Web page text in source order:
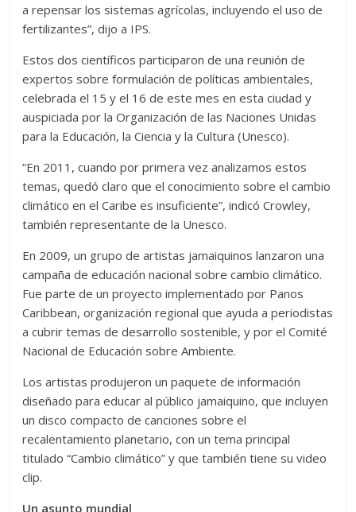
a repensar los sistemas agrícolas, incluyendo el uso de
fertilizantes”, dijo a IPS.
Estos dos científicos participaron de una reunión de
expertos sobre formulación de políticas ambientales,
celebrada el 15 y el 16 de este mes en esta ciudad y
auspiciada por la Organización de las Naciones Unidas
para la Educación, la Ciencia y la Cultura (Unesco).
“En 2011, cuando por primera vez analizamos estos
temas, quedó claro que el conocimiento sobre el cambio
climático en el Caribe es insuficiente”, indicó Crowley,
también representante de la Unesco.
En 2009, un grupo de artistas jamaiquinos lanzaron una
campaña de educación nacional sobre cambio climático.
Fue parte de un proyecto implementado por Panos
Caribbean, organización regional que ayuda a periodistas
a cubrir temas de desarrollo sostenible, y por el Comité
Nacional de Educación sobre Ambiente.
Los artistas produjeron un paquete de información
diseñado para educar al público jamaiquino, que incluyen
un disco compacto de canciones sobre el
recalentamiento planetario, con un tema principal
titulado “Cambio climático” y que también tiene su video
clip.
Un asunto mundial